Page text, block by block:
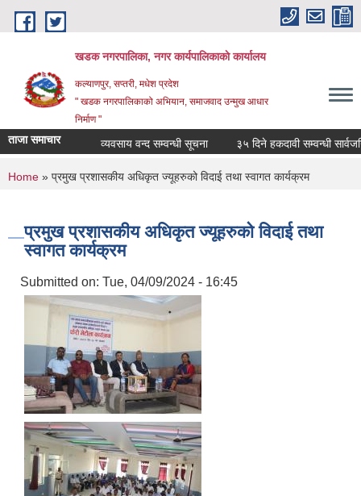
Skip to main content
खडक नगरपालिका, नगर कार्यपालिकाकाे कार्यालय
कल्याणपुर, सप्तरी, मधेश प्रदेश
" खडक नगरपालिकाको अभियान, समाजवाद उन्मुख आधार
निर्माण "
ताजा समाचार व्यवसाय वन्द सम्वन्धी सूचना ३५ दिने हकदावी सम्वन्धी सार्वजनिक
You are here
Home » प्रमुख प्रशासकीय अधिकृत ज्यूहरुको विदाई तथा स्वागत कार्यक्रम
प्रमुख प्रशासकीय अधिकृत ज्यूहरुको विदाई तथा
स्वागत कार्यक्रम
Submitted on: Tue, 04/09/2024 - 16:45